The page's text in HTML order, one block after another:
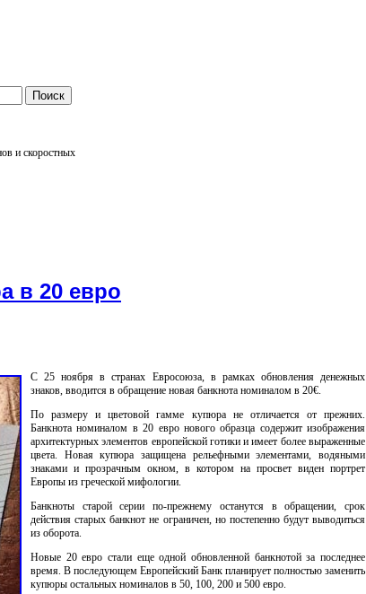
и скоростных
в 20 евро
С 25 ноября в странах Евросоюза, в рамках обновления денежных
знаков, вводится в обращение новая банкнота номиналом в 20€.
По размеру и цветовой гамме купюра не отличается от прежних.​
Банкнота номиналом в 20 евро нового образца содержит изображения
архитектурных элементов европейской готики и имеет более выраженные
цвета. Новая купюра защищена рельефными элементами, водяными
знаками и прозрачным окном, в котором на просвет виден портрет
Европы из греческой мифологии.
Банкноты старой серии по-прежнему останутся в обращении, срок
действия старых банкнот не ограничен, но постепенно будут выводиться
из оборота.
Новые 20 евро стали еще одной обновленной банкнотой за последнее
время. В последующем Европейский Банк планирует полностью заменить
купюры остальных номиналов в 50, 100, 200 и 500 евро.